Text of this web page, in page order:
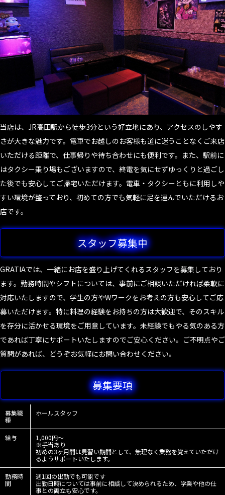
当店は、JR高田駅から徒歩3分という好立地にあり、アクセスのしやす
さが大きな魅力です。電車でお越しのお客様も道に迷うことなくご来店
いただける距離で、仕事帰りや待ち合わせにも便利です。また、駅前に
はタクシー乗り場もございますので、終電を気にせずゆっくりと過ごし
た後でも安心してご帰宅いただけます。電車・タクシーともに利用しや
すい環境が整っており、初めての方でも気軽に足を運んでいただけるお
店です。
スタッフ募集中
GRATIAでは、一緒にお店を盛り上げてくれるスタッフを募集しており
ます。勤務時間やシフトについては、事前にご相談いただければ柔軟に
対応いたしますので、学生の方やWワークをお考えの方も安心してご応
募いただけます。特に料理の経験をお持ちの方は大歓迎で、そのスキル
を存分に活かせる環境をご用意しています。未経験でもやる気のある方
であれば丁寧にサポートいたしますのでご安心ください。ご不明点やご
質問があれば、どうぞお気軽にお問い合わせください。
募集要項
募集職
種
ホールスタッフ
給与
1,000円～
※手当あり
初めの3ヶ月間は見習い期間として、無理なく業務を覚えていただけ
るようサポートいたします。
勤務時
間
週1回の出勤でも可能です
出勤日時については事前に相談して決められるため、学業や他の仕
事との両立も安心です。